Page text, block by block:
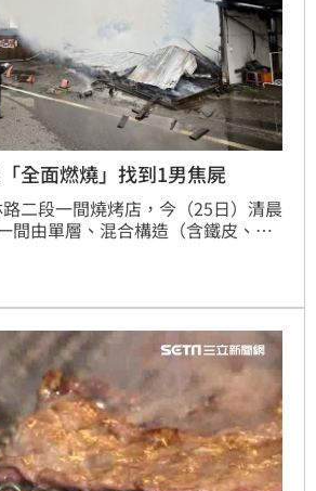
全面燃燒」找到1男焦屍
二段一間燒烤店，今（25日）清晨
間由單層、混合構造（含鐵皮、木
構一樓全面燃燒。消防局獲報後到
以及起火原因還有待確認與鑑識。